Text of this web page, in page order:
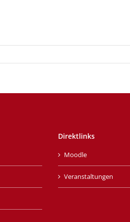
Direktlinks
Moodle
Veranstaltungen